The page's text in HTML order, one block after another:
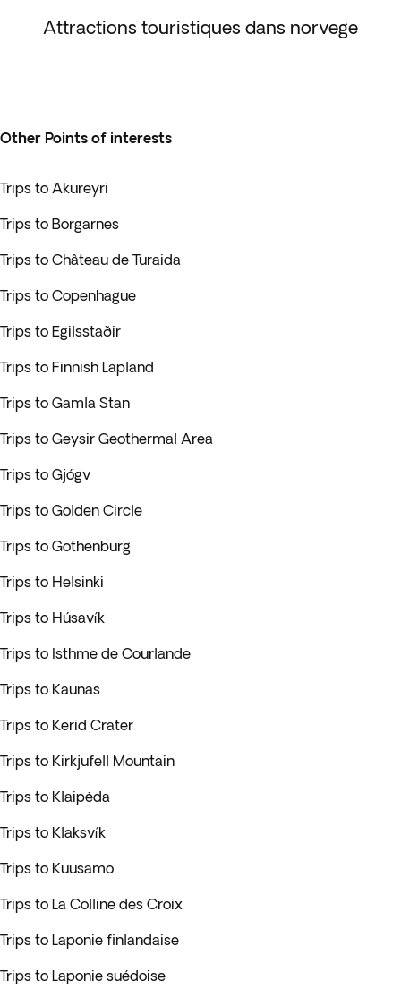
Attractions touristiques dans norvege
Other Points of interests
Trips to Akureyri
Trips to Borgarnes
Trips to Château de Turaida
Trips to Copenhague
Trips to Egilsstaðir
Trips to Finnish Lapland
Trips to Gamla Stan
Trips to Geysir Geothermal Area
Trips to Gjógv
Trips to Golden Circle
Trips to Gothenburg
Trips to Helsinki
Trips to Húsavík
Trips to Isthme de Courlande
Trips to Kaunas
Trips to Kerid Crater
Trips to Kirkjufell Mountain
Trips to Klaipėda
Trips to Klaksvík
Trips to Kuusamo
Trips to La Colline des Croix
Trips to Laponie finlandaise
Trips to Laponie suédoise